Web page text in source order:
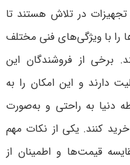
در تلاش هستند تا
را با ویژگی‌های فنی مختلف
برخی از فروشندگان این
دارند و این امکان را به
دنیا به راحتی و به‌صورت
خرید کنند. یکی از نکات مهم
قیمت‌ها و اطمینان از